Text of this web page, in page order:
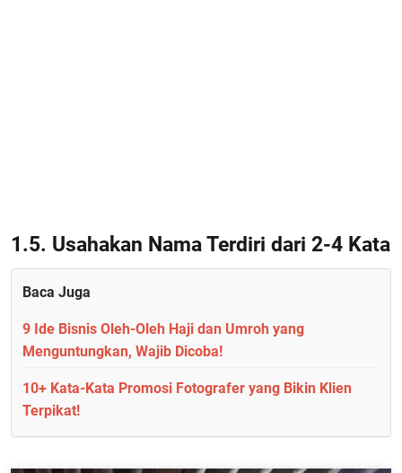
1.5. Usahakan Nama Terdiri dari 2-4 Kata
Baca Juga
9 Ide Bisnis Oleh-Oleh Haji dan Umroh yang
Menguntungkan, Wajib Dicoba!
10+ Kata-Kata Promosi Fotografer yang Bikin Klien
Terpikat!